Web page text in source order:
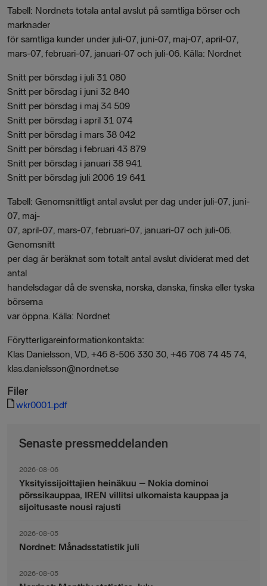
Tabell: Nordnets totala antal avslut på samtliga börser och
marknader
för samtliga kunder under juli-07, juni-07, maj-07, april-07,
mars-07, februari-07, januari-07 och juli-06. Källa: Nordnet
Snitt per börsdag i juli 31 080
Snitt per börsdag i juni 32 840
Snitt per börsdag i maj 34 509
Snitt per börsdag i april 31 074
Snitt per börsdag i mars 38 042
Snitt per börsdag i februari 43 879
Snitt per börsdag i januari 38 941
Snitt per börsdag juli 2006 19 641
Tabell: Genomsnittligt antal avslut per dag under juli-07, juni-
07, maj-
07, april-07, mars-07, februari-07, januari-07 och juli-06.
Genomsnitt
per dag är beräknat som totalt antal avslut dividerat med det
antal
handelsdagar då de svenska, norska, danska, finska eller tyska
börserna
var öppna. Källa: Nordnet
Förytterligareinformationkontakta:
Klas Danielsson, VD, +46 8-506 330 30, +46 708 74 45 74,
klas.danielsson@nordnet.se
Filer
wkr0001.pdf
Senaste pressmeddelanden
2026-08-06
Yksityissijoittajien heinäkuu – Nokia dominoi
pörssikauppaa, IREN villitsi ulkomaista kauppaa ja
sijoitusaste nousi rajusti
2026-08-05
Nordnet: Månadsstatistik juli
2026-08-05